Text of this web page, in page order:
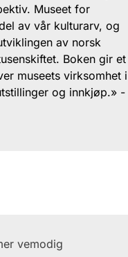
Museet for
av vår kulturarv, og
av norsk
Boken gir et
museets virksomhet i
og innkjøp.» -
vemodig